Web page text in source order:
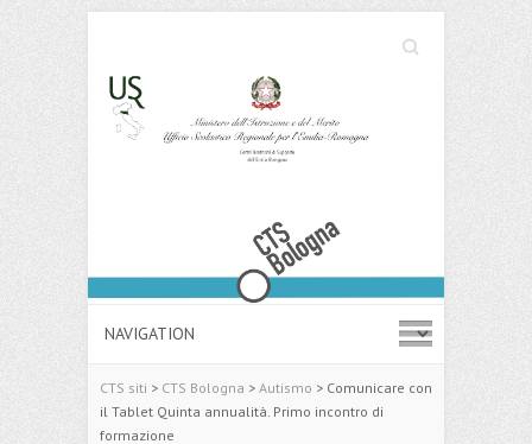
Search
Cerca
CTS siti > CTS Bologna > Autismo > Comunicare con
il Tablet Quinta annualità. Primo incontro di
formazione